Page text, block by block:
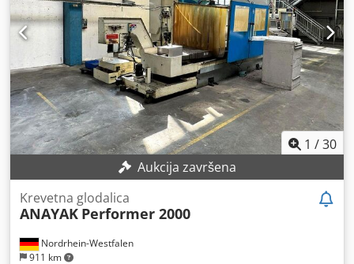
1 /30
Aukcija završena
Nordrhein-Westfalen
911 km
Krevetna glodalica
ANAYAK Performer 2000